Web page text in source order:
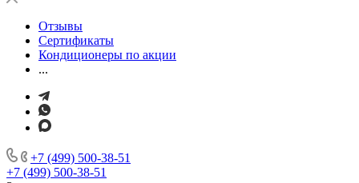
Отзывы
Сертификаты
Кондиционеры по акции
...
+7 (499) 500-38-51
+7 (499) 500-38-51